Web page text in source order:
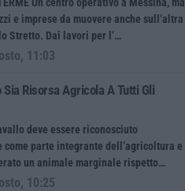
e imprese da muovere anche sull’altra
Stretto. Dai lavori per l’…
11:03
Sia Risorsa Agricola A Tutti Gli
deve essere riconosciuto
come parte integrante dell’agricoltura e
un animale marginale rispetto…
10:25